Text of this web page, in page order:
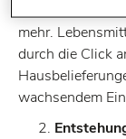
mehr.
durch die Click
wachsendem